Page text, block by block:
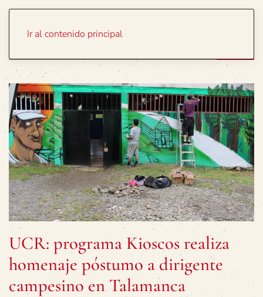
Ir al contenido principal
UCR: programa Kioscos realiza
homenaje póstumo a dirigente
campesino en Talamanca